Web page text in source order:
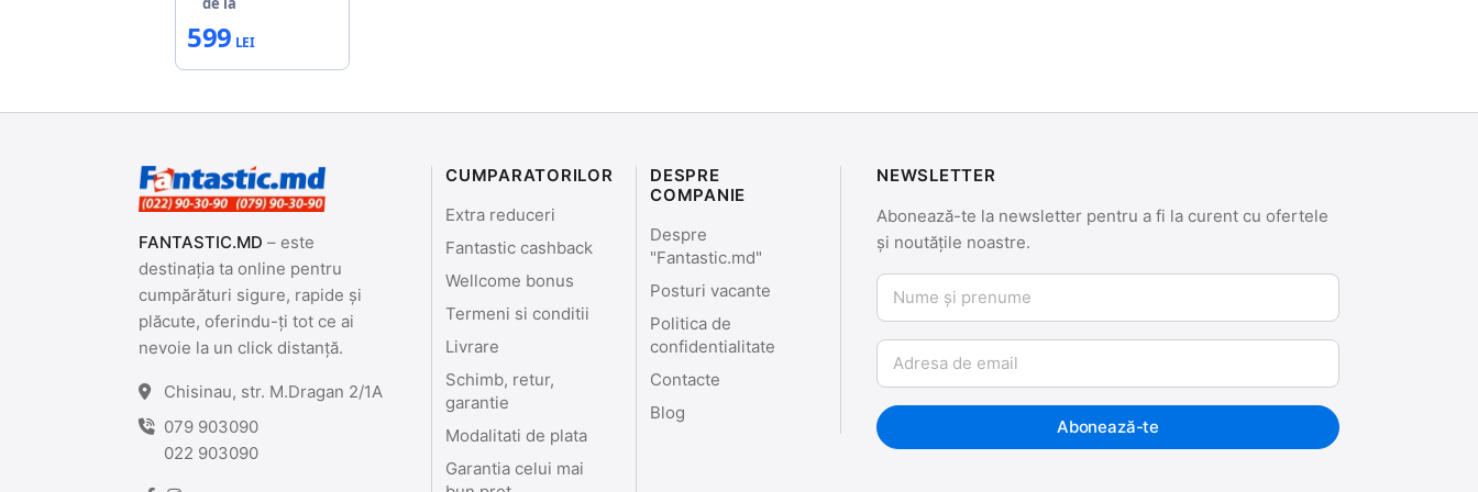
599
FANTASTIC.MD – este
destinația ta online pentru
cumpărături sigure, rapide și
plăcute, oferindu-ți tot ce ai
nevoie la un click distanță.
Chisinau, str. M.Dragan 2/1A
079 903090
022 903090
CUMPARATORILOR
Extra reduceri
Fantastic cashback
Wellcome bonus
Termeni si conditii
Livrare
Schimb, retur,
garantie
Modalitati de plata
Garantia celui mai
DESPRE
COMPANIE
Despre
"Fantastic.md"
Posturi vacante
Politica de
confidentialitate
Contacte
Blog
NEWSLETTER
Abonează-te la newsletter pentru a fi la curent cu ofertele
și noutățile noastre.
Nume și prenume
Email
Abonează-te